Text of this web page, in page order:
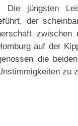
Die jüngsten
der
zwischen
auf der
die
zu